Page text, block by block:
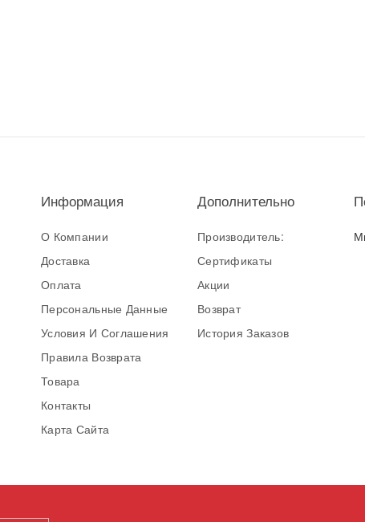
Информация
О Компании
Доставка
Оплата
Персональные Данные
Условия И Соглашения
Правила Возврата
Товара
Контакты
Карта Сайта
Дополнительно
Производитель:
Сертификаты
Акции
Возврат
История Заказов